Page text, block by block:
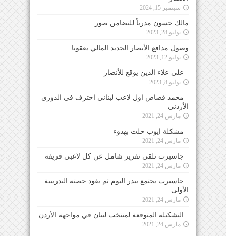
سبتمبر 15, 2024
مالك حسون مدرباً للتضامن صور
يوليو 28, 2023
وصول مدافع الأنصار الجديد المالي يعقوبا
يوليو 12, 2023
علي علاء الدين يوقع للأنصار
يوليو 8, 2023
محمد قصاص اول لاعب لبناني احترف في الدوري
الأردني
مارس 24, 2021
مشكلة ايوب حلت بهدوء
مارس 24, 2021
جاسبرت تلقى تقرير شامل عن كل لاعبي فريقه
مارس 24, 2021
جاسبرت يجتمع ببدر اليوم ثم يقود حصته التدريبية
الأولى
مارس 24, 2021
التشكيلة المتوقعة لمنتخب لبنان في مواجهة الأردن
مارس 24, 2021